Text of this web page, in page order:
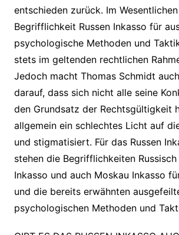
entschieden zurück. Im
Begrifflichkeit Russen Inkasso für
psychologische Methoden und
stets im geltenden rechtlichen
Jedoch macht Thomas Schmidt
darauf, dass sich nicht alle seine
den Grundsatz der Rechtsgültigkeit
allgemein ein schlechtes Licht auf
und stigmatisiert. Für das Russen
stehen die Begrifflichkeiten Russisch
Inkasso und auch Moskau Inkasso
und die bereits erwähnten
psychologischen Methoden und